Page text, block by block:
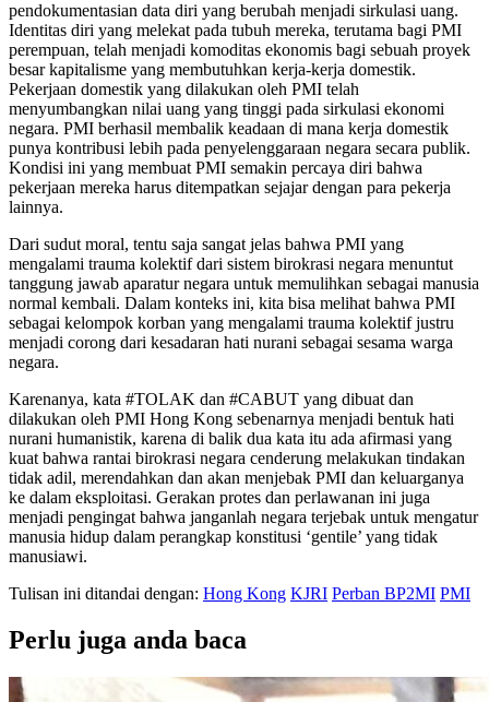
pendokumentasian data diri yang berubah menjadi sirkulasi uang.
Identitas diri yang melekat pada tubuh mereka, terutama bagi PMI
perempuan, telah menjadi komoditas ekonomis bagi sebuah proyek
besar kapitalisme yang membutuhkan kerja-kerja domestik.
Pekerjaan domestik yang dilakukan oleh PMI telah
menyumbangkan nilai uang yang tinggi pada sirkulasi ekonomi
negara. PMI berhasil membalik keadaan di mana kerja domestik
punya kontribusi lebih pada penyelenggaraan negara secara publik.
Kondisi ini yang membuat PMI semakin percaya diri bahwa
pekerjaan mereka harus ditempatkan sejajar dengan para pekerja
lainnya.
Dari sudut moral, tentu saja sangat jelas bahwa PMI yang
mengalami trauma kolektif dari sistem birokrasi negara menuntut
tanggung jawab aparatur negara untuk memulihkan sebagai manusia
normal kembali. Dalam konteks ini, kita bisa melihat bahwa PMI
sebagai kelompok korban yang mengalami trauma kolektif justru
menjadi corong dari kesadaran hati nurani sebagai sesama warga
negara.
Karenanya, kata #TOLAK dan #CABUT yang dibuat dan
dilakukan oleh PMI Hong Kong sebenarnya menjadi bentuk hati
nurani humanistik, karena di balik dua kata itu ada afirmasi yang
kuat bahwa rantai birokrasi negara cenderung melakukan tindakan
tidak adil, merendahkan dan akan menjebak PMI dan keluarganya
ke dalam eksploitasi. Gerakan protes dan perlawanan ini juga
menjadi pengingat bahwa janganlah negara terjebak untuk mengatur
manusia hidup dalam perangkap konstitusi ‘gentile’ yang tidak
manusiawi.
Tulisan ini ditandai dengan: Hong Kong KJRI Perban BP2MI PMI
Perlu juga anda baca